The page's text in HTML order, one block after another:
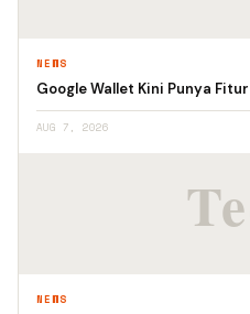
NEWS
Google Wallet Kini Punya
AUG 7, 2026
NEWS